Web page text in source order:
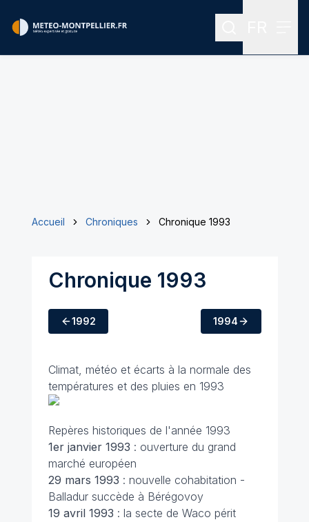
Rechercher
Accueil Chroniques Chronique 1993
Chronique 1993
1992 1994
Climat, météo et écarts à la normale des
températures et des pluies en 1993
Repères historiques de l'année 1993
1er janvier 1993 : ouverture du grand
marché européen
29 mars 1993 : nouvelle cohabitation -
Balladur succède à Bérégovoy
19 avril 1993 : la secte de Waco périt